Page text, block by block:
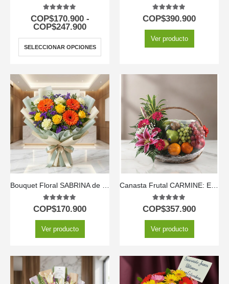
5.00out of 5
COP$170.900 -
COP$247.900
SELECCIONAR OPCIONES
5.00out of 5
COP$390.900
Ver producto
5.00out of 5
COP$170.900
Ver producto
5.00out of 5
COP$357.900
Ver producto